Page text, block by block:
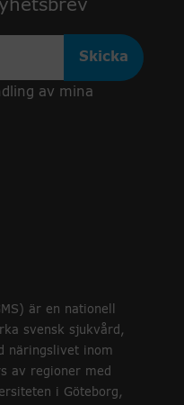
av mina
är en nationell
svensk sjukvård,
näringslivet inom
av regioner med
i Göteborg,